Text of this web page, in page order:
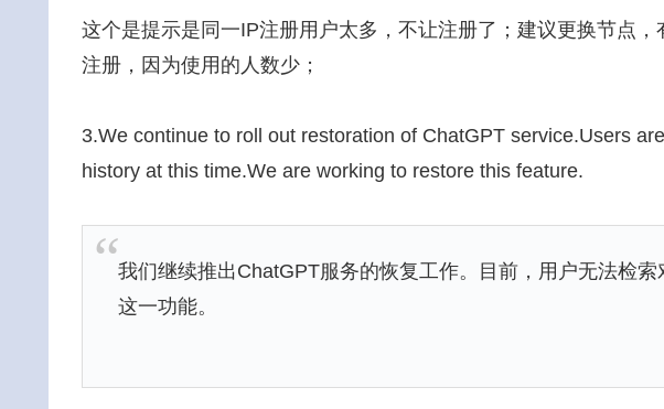
这个是提示是同一IP注册用户太多，不让注册了；建议更换节点
注册，因为使用的人数少；
3.We continue to roll out restoration of ChatGPT service.Users
history at this time.We are working to restore this feature.
我们继续推出ChatGPT服务的恢复工作。目前，用户无法检
这一功能。